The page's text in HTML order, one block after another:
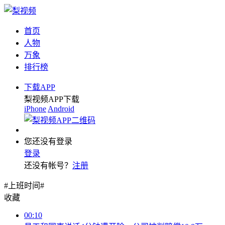
首页
人物
万象
排行榜
下载APP
梨视频APP下载
iPhone Android
您还没有登录
登录
还没有帐号？ 注册
#上班时间#
收藏
00:10